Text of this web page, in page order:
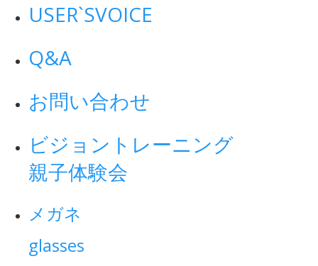
USER`SVOICE
Q&A
お問い合わせ
ビジョントレーニング
親子体験会
メガネ
glasses